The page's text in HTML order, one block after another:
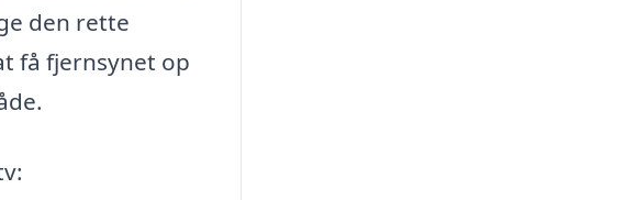
den rette
få fjernsynet op